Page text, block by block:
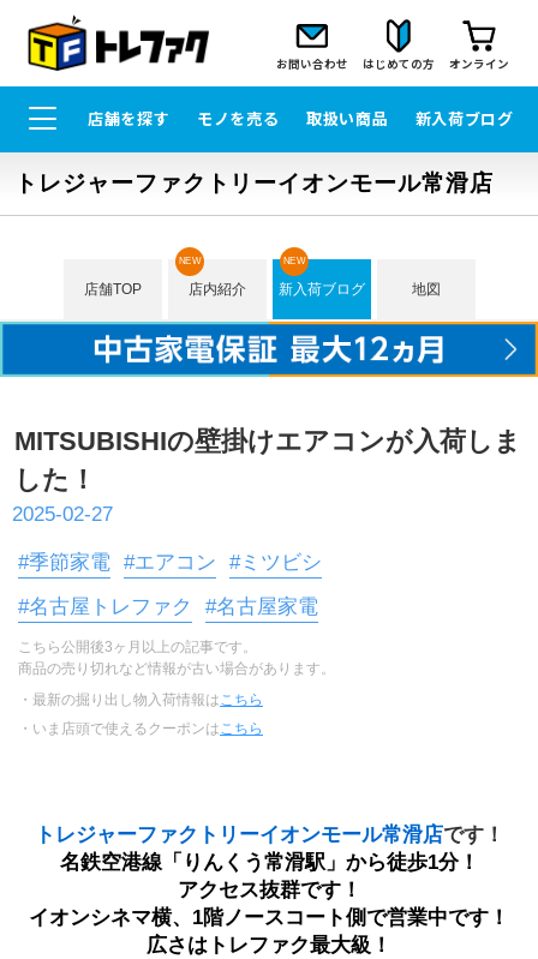
お問い合わせ はじめての方 オンライン
店舗を探す モノを売る 取扱い商品 新入荷ブログ
トレジャーファクトリーイオンモール常滑店
店舗TOP 店内紹介
NEW
新入荷ブログ
NEW
地図
MITSUBISHIの壁掛けエアコンが入荷しま
した！
2025-02-27
#季節家電 #エアコン
#ミツビシ
#名古屋トレファク
#名古屋家電
こちら公開後3ヶ月以上の記事です。
商品の売り切れなど情報が古い場合があります。
・最新の掘り出し物入荷情報はこちら
・いま店頭で使えるクーポンはこちら
トレジャーファクトリーイオンモール常滑店です！
名鉄空港線「りんくう常滑駅」から徒歩1分！
アクセス抜群です！
イオンシネマ横、1階ノースコート側で営業中です！
広さはトレファク最大級！